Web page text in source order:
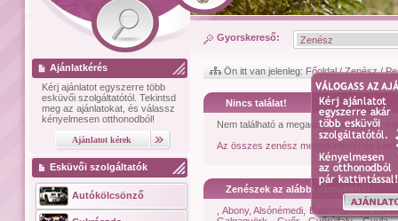
Ajánlatkérés
Kérj ajánlatot egyszerre több
esküvői szolgáltatótól. Tekintsd
meg az ajánlatokat, és válassz
kényelmesen otthonodból!
Esküvői szolgáltatók
Autókölcsönző
Gyorskereső:
Ön itt van jelenleg: Főoldal/Zenész/
Nincs találat!
Nem található a megadott feltételeknek
Az összes zenész megtekintéséhez
Zenészek az alábbi városokból
Abony,Alsónémedi Balatonalmádi,